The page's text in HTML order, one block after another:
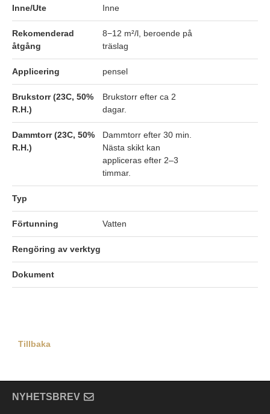
Inne/Ute Inne
Rekomenderad
åtgång
8−12 m²/l, beroende på
träslag
Applicering pensel
Brukstorr (23C, 50%
R.H.)
Brukstorr efter ca 2
dagar.
Dammtorr (23C, 50%
R.H.)
Dammtorr efter 30 min.
Nästa skikt kan
appliceras efter 2–3
timmar.
Typ
Förtunning Vatten
Rengöring av verktyg
Dokument
Tillbaka
NYHETSBREV